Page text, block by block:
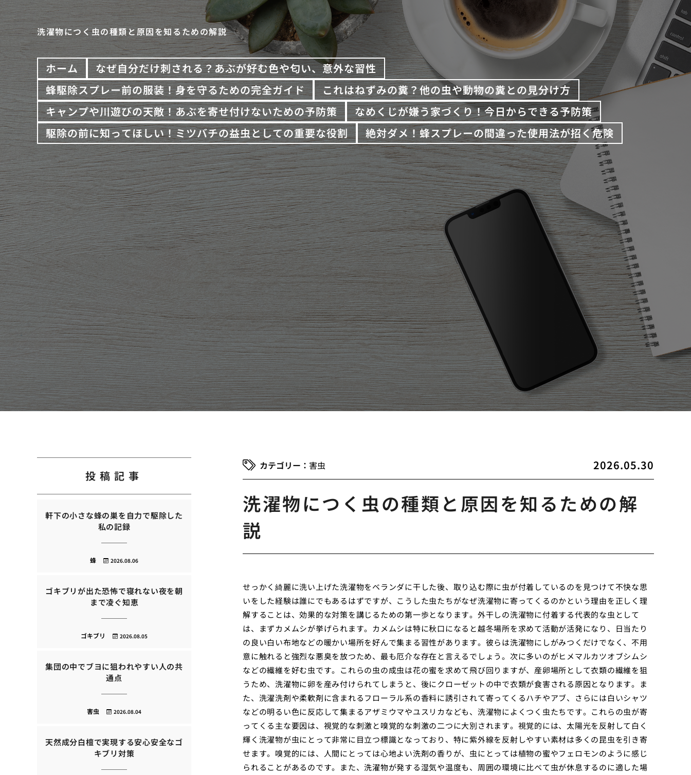
洗濯物につく虫の種類と原因を知るための解説
ホーム
なぜ自分だけ刺される？あぶが好む色や匂い、意外な習性
蜂駆除スプレー前の服装！身を守るための完全ガイド
これはねずみの糞？他の虫や動物の糞との見分け方
キャンプや川遊びの天敵！あぶを寄せ付けないための予防策
なめくじが嫌う家づくり！今日からできる予防策
駆除の前に知ってほしい！ミツバチの益虫としての重要な役割
絶対ダメ！蜂スプレーの間違った使用法が招く危険
2026.05.30
害虫
洗濯物につく虫の種類と原因を知るための解
説
せっかく綺麗に洗い上げた洗濯物をベランダに干した後、取り込む際に虫が付着しているのを見つけて不快な思
いをした経験は誰にでもあるはずですが、こうした虫たちがなぜ洗濯物に寄ってくるのかという理由を正しく理
解することは、効果的な対策を講じるための第一歩となります。外干しの洗濯物に付着する代表的な虫として
は、まずカメムシが挙げられます。カメムシは特に秋口になると越冬場所を求めて活動が活発になり、日当たり
の良い白い布地などの暖かい場所を好んで集まる習性があります。彼らは洗濯物にしがみつくだけでなく、不用
意に触れると強烈な悪臭を放つため、最も厄介な存在と言えるでしょう。次に多いのがヒメマルカツオブシムシ
などの繊維を好む虫です。これらの虫の成虫は花の蜜を求めて飛び回りますが、産卵場所として衣類の繊維を狙
うため、洗濯物に卵を産み付けられてしまうと、後にクローゼットの中で衣類が食害される原因となります。ま
た、洗濯洗剤や柔軟剤に含まれるフローラル系の香料に誘引されて寄ってくるハチやアブ、さらには白いシャツ
などの明るい色に反応して集まるアザミウマやユスリカなども、洗濯物によくつく虫たちです。これらの虫が寄
ってくる主な要因は、視覚的な刺激と嗅覚的な刺激の二つに大別されます。視覚的には、太陽光を反射して白く
輝く洗濯物が虫にとって非常に目立つ標識となっており、特に紫外線を反射しやすい素材は多くの昆虫を引き寄
せます。嗅覚的には、人間にとっては心地よい洗剤の香りが、虫にとっては植物の蜜やフェロモンのように感じ
られることがあるのです。また、洗濯物が発する湿気や温度も、周囲の環境に比べて虫が休息するのに適した場
投稿記事
軒下の小さな蜂の巣を自力で駆除した
私の記録
2026.08.06
蜂
ゴキブリが出た恐怖で寝れない夜を朝
まで凌ぐ知恵
2026.08.05
ゴキブリ
集団の中でブヨに狙われやすい人の共
通点
2026.08.04
害虫
天然成分白檀で実現する安心安全なゴ
キブリ対策